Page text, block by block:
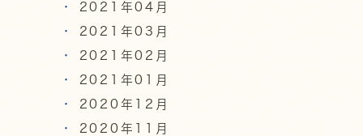
2021年04月
2021年03月
2021年02月
2021年01月
2020年12月
2020年11月